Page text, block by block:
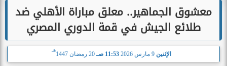
معشوق الجماهير.. معلق مباراة الأهلي ضد
طلائع الجيش في قمة الدوري المصري
الإثنين 11:53 صـ 20 رمضان 1447
هـ